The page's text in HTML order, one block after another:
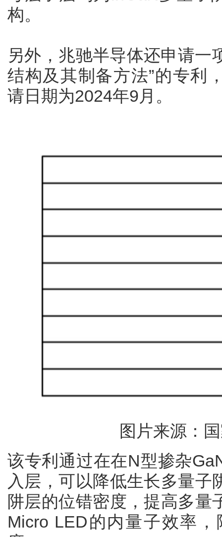
构。
另外，兆驰半导体还申请一
结构及其制备方法”的专利
请日期为2024年9月。
图片来源：
该专利通过在在N型掺杂
入层，可以降低生长多量子
阱层的位错密度，提高多量
Micro LED的内量子效率